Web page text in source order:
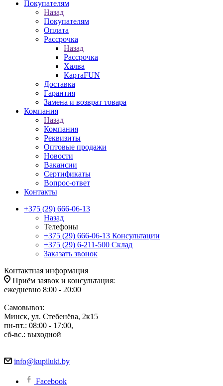
Покупателям
Назад
Покупателям
Оплата
Рассрочка
Назад
Рассрочка
Халва
КартаFUN
Доставка
Гарантия
Замена и возврат товара
Компания
Назад
Компания
Реквизиты
Оптовые продажи
Новости
Вакансии
Сертификаты
Вопрос-ответ
Контакты
+375 (29) 666-06-13
Назад
Телефоны
+375 (29) 666-06-13 Консультации
+375 (29) 6-211-500 Склад
Заказать звонок
Контактная информация
Приём заявок и консультация:
ежедневно 8:00 - 20:00
Самовывоз:
Минск, ул. Стебенёва, 2к15
пн-пт.: 08:00 - 17:00,
сб-вс.: выходной
info@kupiluki.by
Facebook